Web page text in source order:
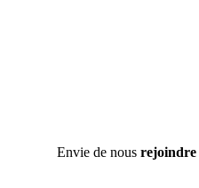
Envie de nous rejoindre